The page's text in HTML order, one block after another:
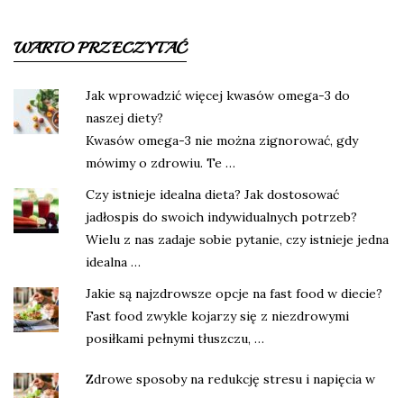
WARTO PRZECZYTAĆ
Jak wprowadzić więcej kwasów omega-3 do
naszej diety?
Kwasów omega-3 nie można zignorować, gdy
mówimy o zdrowiu. Te …
Czy istnieje idealna dieta? Jak dostosować
jadłospis do swoich indywidualnych potrzeb?
Wielu z nas zadaje sobie pytanie, czy istnieje jedna
idealna …
Jakie są najzdrowsze opcje na fast food w diecie?
Fast food zwykle kojarzy się z niezdrowymi
posiłkami pełnymi tłuszczu, …
Zdrowe sposoby na redukcję stresu i napięcia w